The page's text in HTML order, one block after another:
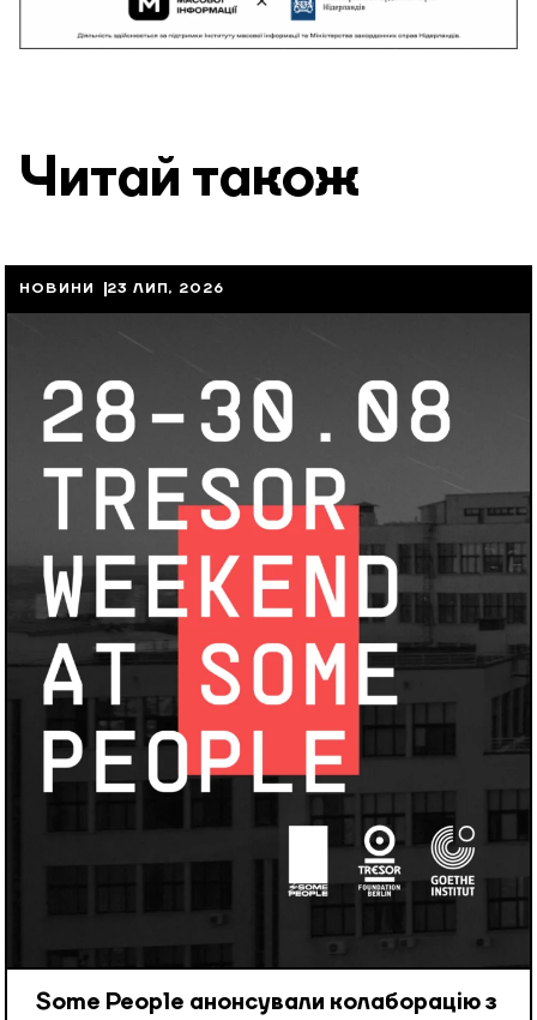
Читай також
НОВИНИ 23 ЛИП, 2026
Some People анонсували колаборацію з